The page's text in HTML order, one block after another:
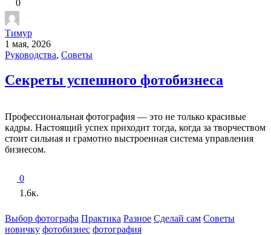
0
Тимур
1 мая, 2026
Руководства, Советы
Секреты успешного фотобизнеса
Профессиональная фотография — это не только красивые
кадры. Настоящий успех приходит тогда, когда за творчеством
стоит сильная и грамотно выстроенная система управления
бизнесом.
0
1.6к.
Выбор фотографа Практика Разное Сделай сам Советы
новичку фотобизнес фотография